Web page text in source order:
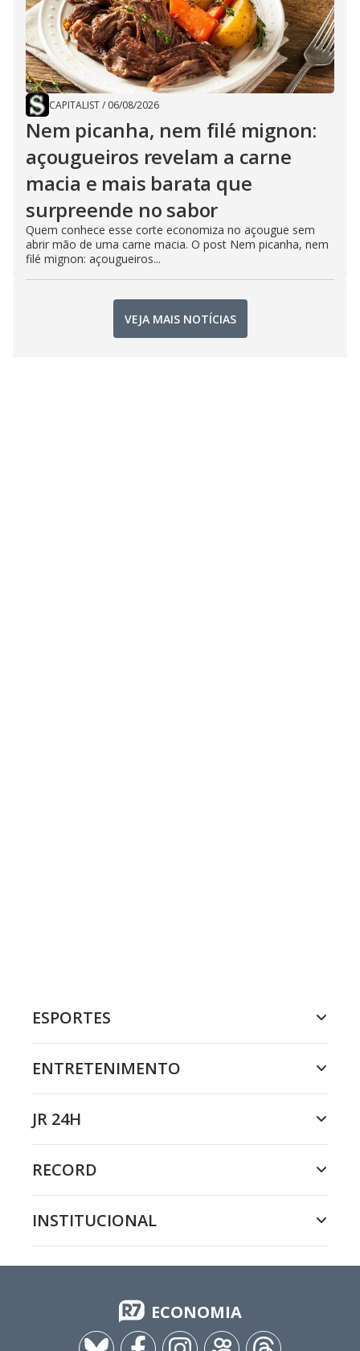
CAPITALIST/ 06/08/2026
Nem picanha, nem filé mignon:
açougueiros revelam a carne
macia e mais barata que
surpreende no sabor
Quem conhece esse corte economiza no açougue sem
abrir mão de uma carne macia. O post Nem picanha, nem
filé mignon: açougueiros...
VEJA MAIS NOTÍCIAS
ESPORTES
ENTRETENIMENTO
JR 24H
RECORD
INSTITUCIONAL
ECONOMIA